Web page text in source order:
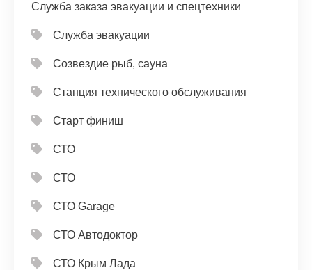
Служба заказа эвакуации и спецтехники
Служба эвакуации
Созвездие рыб, сауна
Станция технического обслуживания
Старт финиш
СТО
СТО
СТО Garage
СТО Автодоктор
СТО Крым Лада